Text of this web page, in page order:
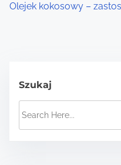
Olejek kokosowy –
Szukaj